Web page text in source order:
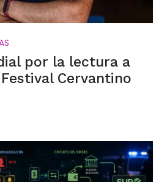
por la lectura a
Cervantino